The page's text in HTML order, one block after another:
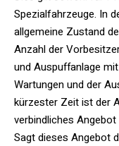
Spezialfahrzeuge. In
allgemeine Zustand
Anzahl der
und Auspuffanlage
Wartungen und der
kürzester Zeit ist der
verbindliches
Sagt dieses Angebot